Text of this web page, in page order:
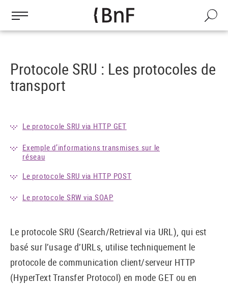
contenu
Recherche
Protocole SRU : Les protocoles de
transport
Le protocole SRU via HTTP GET
Exemple d’informations transmises sur le
réseau
Le protocole SRU via HTTP POST
Le protocole SRW via SOAP
Le protocole SRU (Search/Retrieval via URL), qui est
basé sur l’usage d’URLs, utilise techniquement le
protocole de communication client/serveur HTTP
(HyperText Transfer Protocol) en mode GET ou en